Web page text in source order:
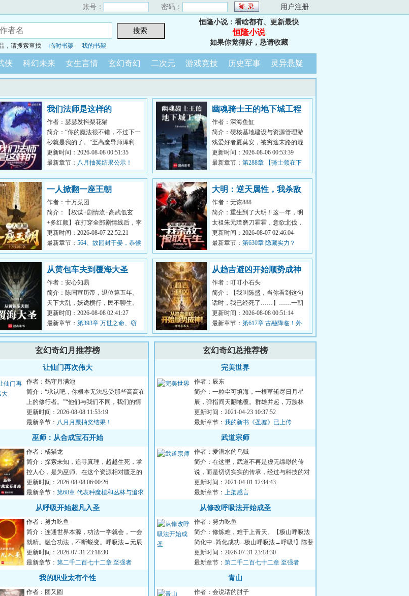
账号： 密码： 用户注册
，请搜索查找 临时书架 我的书架
恒隆小说：看啥都有、更新最快
恒隆小说
如果你觉得好，恳请收藏
侠 科幻未来 女生言情 玄幻奇幻 二次元 游戏竞技 历史军事 灵异悬疑
我们法师是这样的
作者：瑟瑟发抖梨花猫
简介：“你的魔法很不错，不过下一
秒就是我的了。”至高魔导师泽利
尔。穿越到剑与魔法的异世界，泽
利尔获...
更新时间：2026-08-08 00:51:35
最新章节： 八月抽奖结果公示！
幽魂骑士王的地下城工程
作者：深海鱼缸
简介：硬核基地建设与资源管理游
戏爱好者夏莫安，被穷途末路的混
血魔族塔莉亚·罗诺威召唤，穿越异
世界，...
更新时间：2026-08-06 00:53:39
最新章节： 第288章 【骑士领在下
雨】
一人掀翻一座王朝
作者：十万菜团
简介：【权谋+剧情流+高武低玄
+多红颜】在打穿全部剧情线后，李
明夷穿越到了游戏《天下潮》中，
成为了刚...
更新时间：2026-08-07 22:52:21
最新章节： 564、故园封于晏，恭候
二位多时！（二合一）
大明：逆天属性，我杀敌
捡取长生
作者：无谅888
简介：重生到了大明！这一年，明
太祖朱元璋磨刀霍霍，意欲北伐，
彻定北元，将汉家中原完全掌控，
为自己儿...
更新时间：2026-08-07 02:46:04
最新章节： 第630章 隐藏实力？
从黄包车夫到覆海大圣
作者：安心知易
简介：陈国宣历帝，退位第五年。
天下大乱，妖诡横行，民不聊生。
内有军阀割据，武人横行，肆虐一
方，外有...
更新时间：2026-08-08 02:41:27
最新章节： 第393章 万世之命、窃
势
从趋吉避凶开始顺势成神
作者：叮叮小石头
简介：【我叫陈盛，当你看到这句
话时，我已经死了……】……一朝
穿越，命如草芥，睁眼便是两军对
垒的生死...
更新时间：2026-08-08 00:51:14
最新章节： 第617章 古融降临！外
海援兵！
玄幻奇幻月推荐榜
让仙门再次伟大
作者：鹤守月满池
简介：“承认吧，你根本无法忍受那些高高在
上的修行者。”“他们与我们不同，我们的情
感无法共通，我们的...
更新时间：2026-08-08 11:53:19
最新章节： 八月月票抽奖结果！
巫师：从合成宝石开始
作者：橘猫龙
简介：探索未知，追寻真理，超越生死，掌
控人心，是为巫师。在这个资源相对匮乏的
巫师世界之中，穿越者洛...
更新时间：2026-08-08 06:00:26
最新章节： 第68章 代表种魔植和丛林与追求
形式之人难入我门！
从呼吸开始超凡入圣
作者：努力吃鱼
简介：连通世界本源，功法一学就会，一会
就精。融合功法，不断蜕变。呼吸法→元辰
剑典→九霄星辰诀。渡江...
更新时间：2026-07-31 23:18:30
最新章节： 第二千二百七十二章 至强者
我的职业太有个性
作者：团又圆
玄幻奇幻总推荐榜
完美世界
作者：辰东
简介：一粒尘可填海，一根草斩尽日月星
辰，弹指间天翻地覆。群雄并起，万族林
立，诸圣争霸，乱天动地。问...
更新时间：2021-04-23 10:37:52
最新章节： 我的新书《圣墟》已上传
武道宗师
作者：爱潜水的乌贼
简介：在这里，武道不再是虚无缥缈的传
说，而是切切实实的传承，经过与科技的对
抗后，彻底融入了社会，有...
更新时间：2021-04-01 12:34:43
最新章节： 上架感言
从修改呼吸法开始成圣
作者：努力吃鱼
简介：修炼难，难于上青天。【极山呼吸法
简化中..简化成功...极山呼吸法→呼吸!】陈斐
深吸了一口气。【极...
更新时间：2026-07-31 23:18:30
最新章节： 第二千二百七十二章 至强者
青山
作者：会说话的肘子